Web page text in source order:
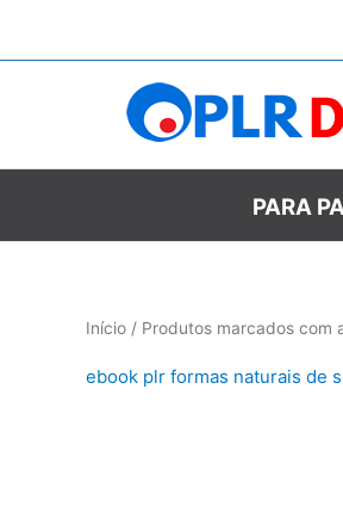
PARA
Início / Produtos marcados com
ebook plr formas naturais de